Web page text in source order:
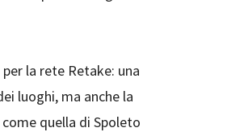
la rete Retake: una
luoghi, ma anche la
quella di Spoleto